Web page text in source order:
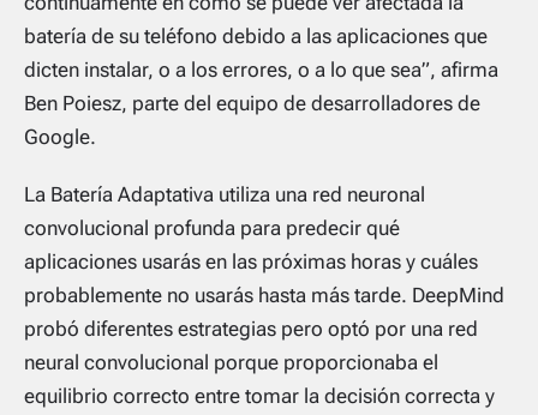
batería de su teléfono debido a las aplicaciones que
dicten instalar, o a los errores, o a lo que sea”, afirma
Ben Poiesz, parte del equipo de desarrolladores de
Google.
La Batería Adaptativa utiliza una red neuronal
convolucional profunda para predecir qué
aplicaciones usarás en las próximas horas y cuáles
probablemente no usarás hasta más tarde. DeepMind
probó diferentes estrategias pero optó por una red
neural convolucional porque proporcionaba el
equilibrio correcto entre tomar la decisión correcta y